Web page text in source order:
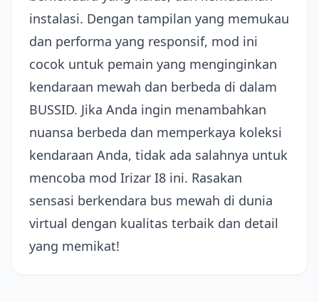
instalasi. Dengan tampilan yang memukau
dan performa yang responsif, mod ini
cocok untuk pemain yang menginginkan
kendaraan mewah dan berbeda di dalam
BUSSID. Jika Anda ingin menambahkan
nuansa berbeda dan memperkaya koleksi
kendaraan Anda, tidak ada salahnya untuk
mencoba mod Irizar I8 ini. Rasakan
sensasi berkendara bus mewah di dunia
virtual dengan kualitas terbaik dan detail
yang memikat!